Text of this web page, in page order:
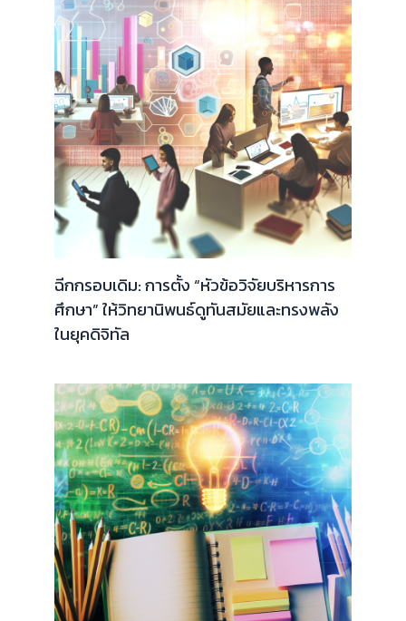
ฉีกกรอบเดิม: การตั้ง “หัวข้อวิจัยบริหารการ
ศึกษา” ให้วิทยานิพนธ์ดูทันสมัยและทรงพลัง
ในยุคดิจิทัล